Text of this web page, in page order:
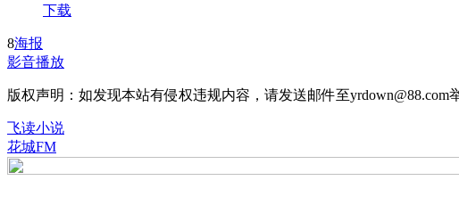
下载
8海报
影音播放
版权声明：如发现本站有侵权违规内容，请发送邮件至yrdown@88.com
飞读小说
花城FM